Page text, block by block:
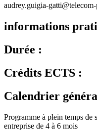
audrey.guigia-
informations
Durée :
Crédits ECTS :
Calendrier
Programme à plein temps de
entreprise de 4 à 6 mois